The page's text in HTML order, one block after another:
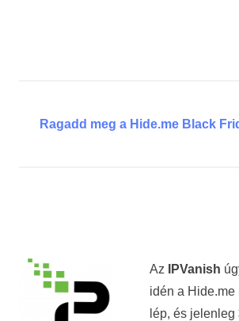
Ragadd meg a Hide.me Black
Az IPVanish
idén a Hide.me
lép, és jelenleg